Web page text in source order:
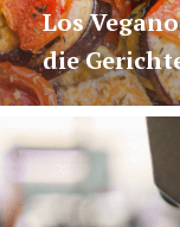
Los
die